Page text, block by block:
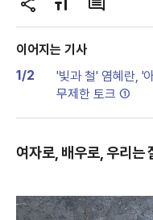
공
유
하
글
자
크
변
경
댓
글
이어지는 기사
1/2
'빛과 철' 염혜란, '
무제한 토크 ①
여자로, 배우로, 우리는